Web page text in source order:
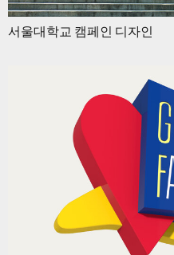
서울대학교 캠페인 디자인